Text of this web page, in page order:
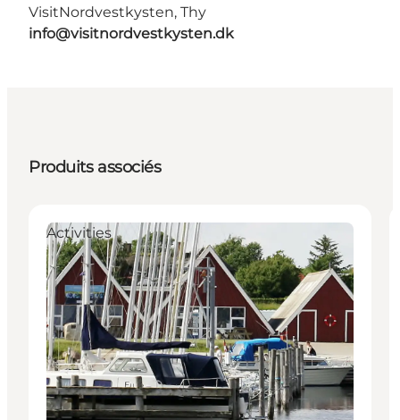
VisitNordvestkysten, Thy
info@visitnordvestkysten.dk
Produits associés
Activities